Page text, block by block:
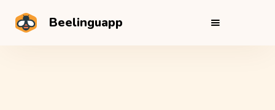
Beelinguapp